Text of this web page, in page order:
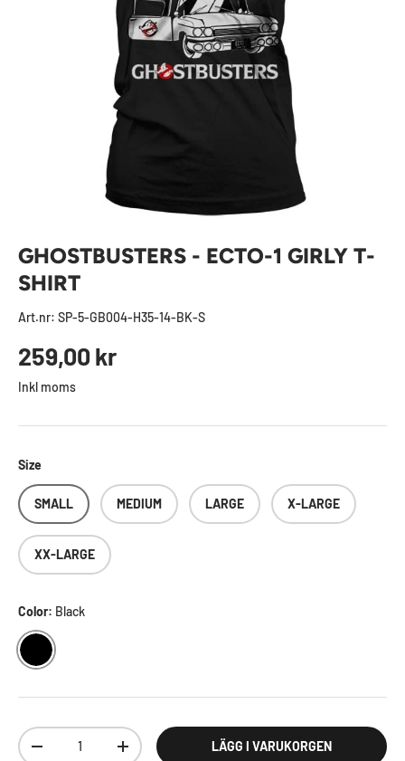
GHOSTBUSTERS - ECTO-1 GIRLY T-
SHIRT
Art.nr: SP-5-GB004-H35-14-BK-S
Ordinarie pris
259,00 kr
Inkl moms
Size
SMALL MEDIUM LARGE X-LARGE
XX-LARGE
Color: Black
BLACK
Antal
DECREASE QUANTITYINCREASE QUANTITYLÄGG I VARUKORGEN